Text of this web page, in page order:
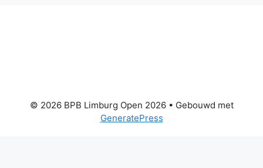
© 2026 BPB Limburg Open 2026• Gebouwd met
GeneratePress